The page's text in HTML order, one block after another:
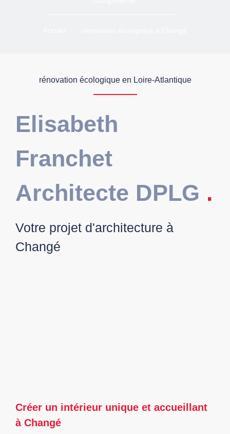
rénovation écologique en Loire-Atlantique
Elisabeth
Franchet
Architecte DPLG .
Votre projet d'architecture à
Changé
Créer un intérieur unique et accueillant
à Changé